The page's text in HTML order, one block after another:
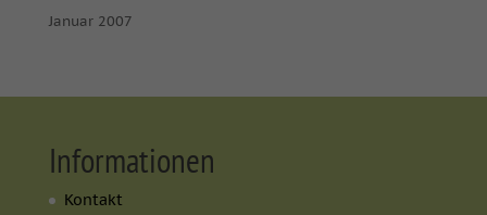
Januar 2007
Informationen
Kontakt